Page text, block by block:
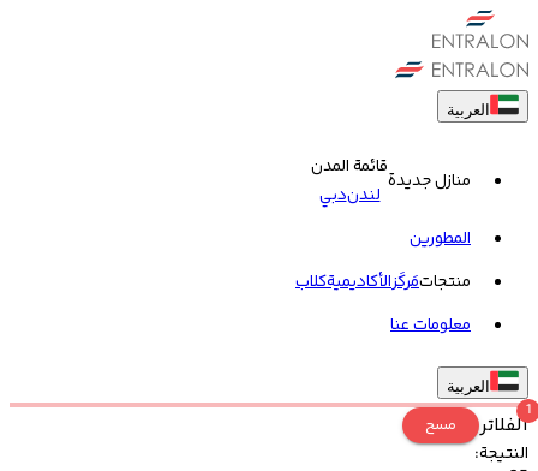
العربية
منازل جديدة
قائمة المدن
لندندبي
المطورين
منتجاتمَركَزالأكاديميةکلاب
معلومات عنا
العربية
الفلاتر
1
مسح
النتيجة: